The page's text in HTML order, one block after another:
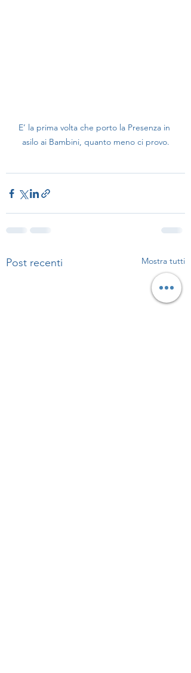
E’ la prima volta che porto la Presenza in
asilo ai Bambini, quanto meno ci provo.
Post recenti Mostra tutti